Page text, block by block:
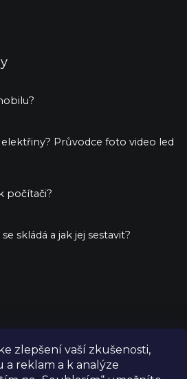
zlepšení vaší zkušenosti,
a reklam a k analýze
Průvodce foto video led
počítači?
skládá a jak jej sestavit?